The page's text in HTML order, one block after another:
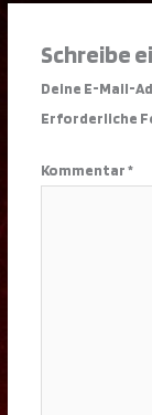
Schreibe
Deine E-Mail-
Erforderliche
Kommentar*